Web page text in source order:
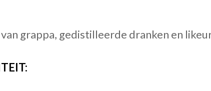
grappa, gedistilleerde dranken en